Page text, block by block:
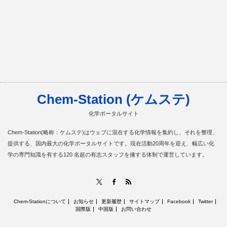
Chem-Station (ケムステ)
化学ポータルサイト
Chem-Station(略称：ケムステ)はウェブに混在する化学情報を集約し、それを整理、
提供する、国内最大の化学ポータルサイトです。現在活動20周年を迎え、幅広い化
学の専門知識を有する120 名超の有志スタッフを擁する体制で運営しています。
Facebook
Chem-Stationについて お知らせ 更新履歴 サイトマップ Facebook
Twitter
国際版
中国版 お問い合わせ